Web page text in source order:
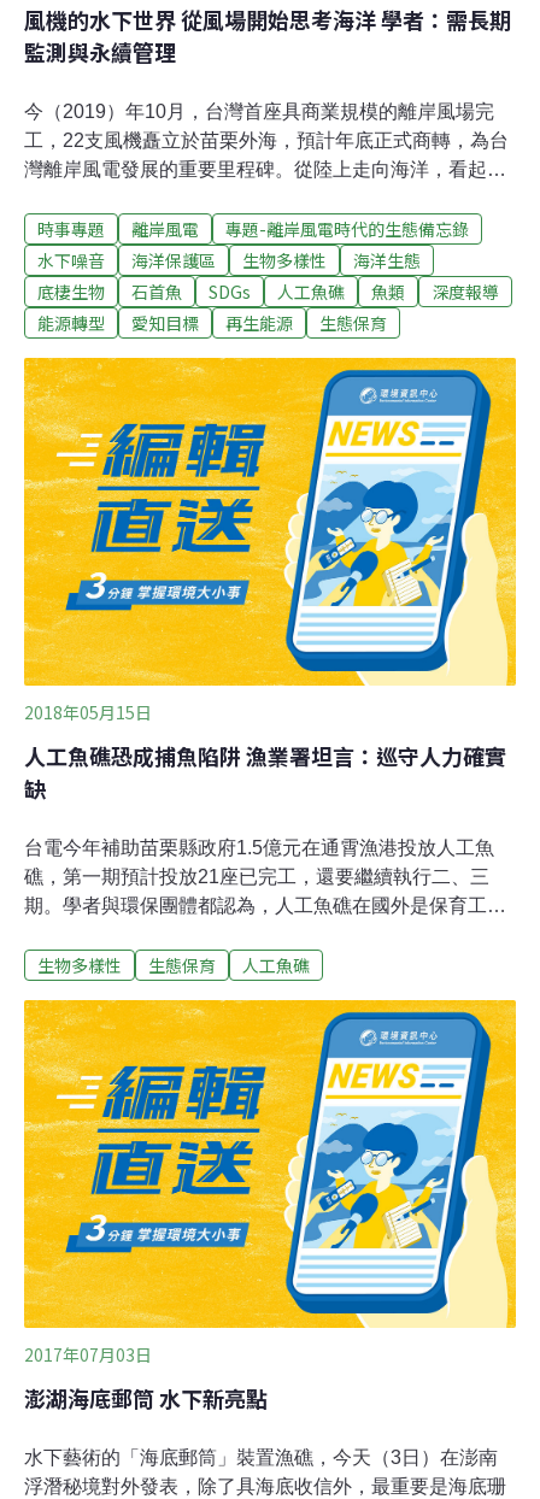
風機的水下世界 從風場開始思考海洋 學者：需長期
監測與永續管理
今（2019）年10月，台灣首座具商業規模的離岸風場完
工，22支風機矗立於苗栗外海，預計年底正式商轉，為台
灣離岸風電發展的重要里程碑。從陸上走向海洋，看起來
與施工的擾動過程中，意外掀出我國多年來乏人問津的海
域管理與海洋生態調查問題。全球風機發展不到30年 從
IUCN資料看海洋生態衝擊當提到離岸風電對海洋生態的影
響，許多人可能直覺想到鯨豚等海洋哺乳動物，但更重要
的其實是維持海洋生物共存的生態系。「重點絕非只有鯨
豚，範圍也不能只限風場」，資深生態研究員在接受環境
資訊中心專訪時曾提醒，「鯨豚再怎麼厲害，也無法在棲
地衰退、食物鏈崩潰的海洋環境裡存活。」那麼，離岸風
電會不會影響海洋生態[1]？台灣才剛起步，目前尚無長期
監測數據，恐怕無法回答這個問題。世界上最早的離岸風
機建於1991年，因此在1990年代以前，也幾乎沒有這方面
的資料。
時事專題 離岸風電
專題-離岸風電時代的生態備忘錄
水下噪音
海洋保護區 生物多樣性
海洋生態
底棲生物
石首魚 SDGs 人工魚礁 魚類
深度報導
能源轉型
愛知目標 再生能源 生態保育
2018年05月15日
人工魚礁恐成捕魚陷阱 漁業署坦言：巡守人力確實
缺
台電今年補助苗栗縣政府1.5億元在通霄漁港投放人工魚
礁，第一期預計投放21座已完工，還要繼續執行二、三
期。學者與環保團體都認為，人工魚礁在國外是保育工
效應下，更可能成為過度捕撈的陷阱，是錯誤政策。根據
因只有投放人工魚礁，卻缺乏巡守人力，常被環保團體與
學者批評影響自然生態與棲息環境。中央研究院生物多樣
性研究中心研究員鄭明修直指，生物需要自然的生態環
境，都已經這個時代了還投放人工魚礁，「魚哪有住在鋼
鐵房子裡」，意指政府保育觀念沒進步。海龍王愛地球協
會執行長林愛龍也表示，人工魚礁的本意是希望復育漁業
資源，但到了台灣，卻常常成了聚集魚群的陷阱，因此，
投放人工魚礁後，不但沒有增加海底的魚群，反而是把魚
群聚集後，更方便釣客一網打盡。鄭明修說，國際人工魚
礁區通常也會有設置相關措施，比如說透過人員巡守，避
生物多樣性 生態保育 人工魚礁
2017年07月03日
澎湖海底郵筒 水下新亮點
水下藝術的「海底郵筒」裝置漁礁，今天（3日）在澎南
浮潛秘境對外發表，除了具海底收信外，最重要是海底珊